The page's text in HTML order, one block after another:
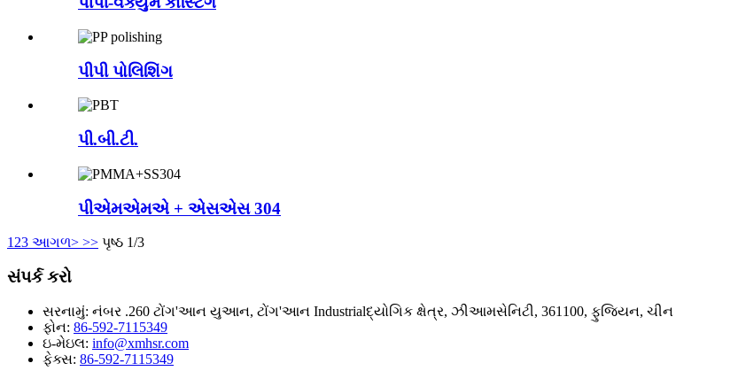
પીપી પોલિશિંગ
પી.બી.ટી.
પીએમએમએ + એસએસ 304
1 23 આગળ> >> પૃષ્ઠ 1/3
સંપર્ક કરો
સરનામું: નંબર .260 ટોંગ'આન યુઆન, ટોંગ'આન Industrialદ્યોગિક ક્ષેત્ર, ઝીઆમસેનિટી, 361100, ફુજિયન, ચીન
ફોન: 86-592-7115349
ઇ-મેઇલ: info@xmhsr.com
ફેક્સ: 86-592-7115349